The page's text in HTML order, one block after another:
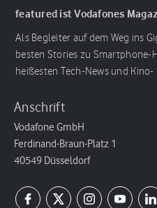
featured ist Vodafones
Als Begleiter auf dem Weg ins
besten Stories zu Smartphone-
heißesten Tech-News und
Anschrift
Vodafone GmbH
Ferdinand-Braun-Platz 1
40549 Düsseldorf